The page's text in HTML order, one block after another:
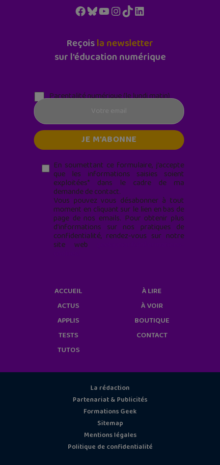
Facebook
Bluesky
YouTube
Instagram
TikTokLinkedIn
Reçoisla newsletter
sur l'éducation numérique
Parentalité numérique (le lundi matin)
En soumettant ce formulaire, j’accepte
que les informations saisies soient
exploitées* dans le cadre de ma
demande de contact.
Vous pouvez vous désabonner à tout
moment en cliquant sur le lien en bas de
page de nos emails. Pour obtenir plus
d'informations sur nos pratiques de
confidentialité, rendez-vous sur notre
site web
ACCUEIL
ACTUS
APPLIS
TESTS
TUTOS
À LIRE
À VOIR
BOUTIQUE
CONTACT
La rédaction
Partenariat & Publicités
Formations Geek
Sitemap
Mentions légales
Politique de confidentialité